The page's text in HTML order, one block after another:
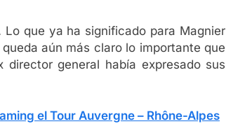
que ya ha significado para Magnier
aún más claro lo importante que
director general había expresado sus
el Tour Auvergne – Rhône-Alpes